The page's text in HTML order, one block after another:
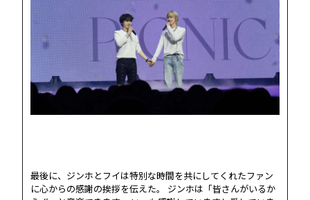
最後に、ジンホとフイは特別な時間を共にしてくれたファン
に心からの感謝の挨拶を伝えた。 ジンホは「皆さんがいるか